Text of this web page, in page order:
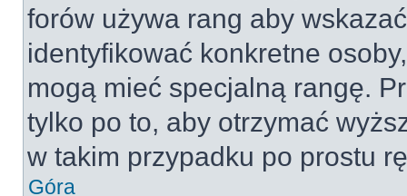
forów używa rang aby
identyfikować konkretne
mogą mieć specjalną rangę.
tylko po to, aby otrzymać
w takim przypadku po prostu
Góra